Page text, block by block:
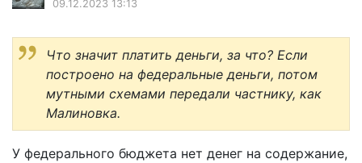
09.12.2023 13:13
Что значит платить деньги, за что? Если
построено на федеральные деньги, потом
мутными схемами передали частнику, как
Малиновка.
У федерального бюджета нет денег на содержание,